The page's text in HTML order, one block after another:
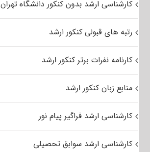
کارشناسی ارشد بدون کنکور دانشگاه تهران
رتبه های قبولی کنکور ارشد
کارنامه نفرات برتر کنکور ارشد
منابع زبان کنکور ارشد
کارشناسی ارشد فراگیر پیام نور
کارشناسی ارشد سوابق تحصیلی